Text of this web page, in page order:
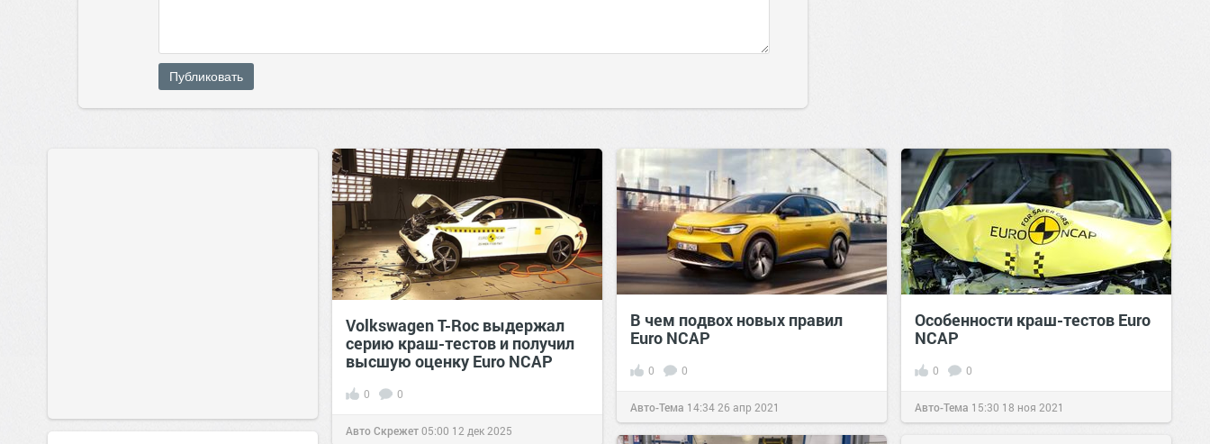
Публиковать
Volkswagen T-Roc выдержал
серию краш-тестов и получил
высшую оценку Euro NCAP
0 0
Авто Скрежет05:00 12 дек 2025
В чем подвох новых правил
Euro NCAP
0 0
Авто-Тема 14:34 26 апр 2021
Особенности краш-тестов Euro
NCAP
0 0
Авто-Тема 15:30 18 ноя 2021